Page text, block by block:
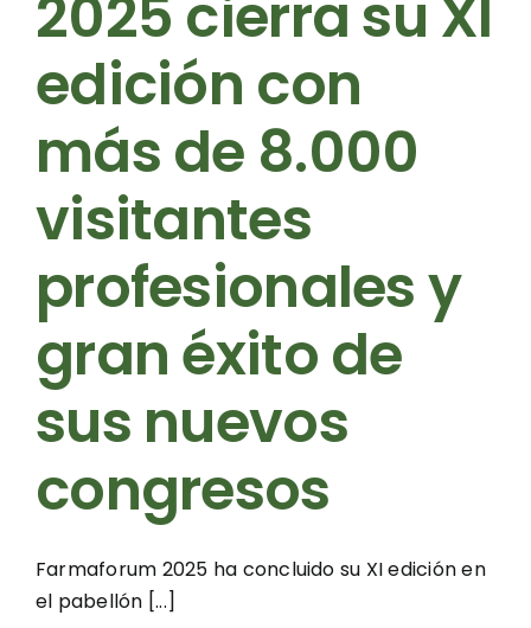
2025 cierra su XI
edición con
más de 8.000
visitantes
profesionales y
gran éxito de
sus nuevos
congresos
Farmaforum 2025 ha concluido su XI edición en
el pabellón [...]